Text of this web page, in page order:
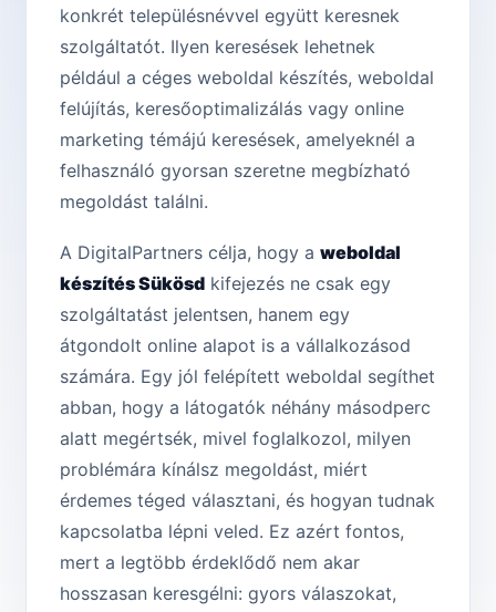
konkrét településnévvel együtt keresnek
szolgáltatót. Ilyen keresések lehetnek
például a céges weboldal készítés, weboldal
felújítás, keresőoptimalizálás vagy online
marketing témájú keresések, amelyeknél a
felhasználó gyorsan szeretne megbízható
megoldást találni.
A DigitalPartners célja, hogy a weboldal
készítés Sükösd kifejezés ne csak egy
szolgáltatást jelentsen, hanem egy
átgondolt online alapot is a vállalkozásod
számára. Egy jól felépített weboldal segíthet
abban, hogy a látogatók néhány másodperc
alatt megértsék, mivel foglalkozol, milyen
problémára kínálsz megoldást, miért
érdemes téged választani, és hogyan tudnak
kapcsolatba lépni veled. Ez azért fontos,
mert a legtöbb érdeklődő nem akar
hosszasan keresgélni: gyors válaszokat,